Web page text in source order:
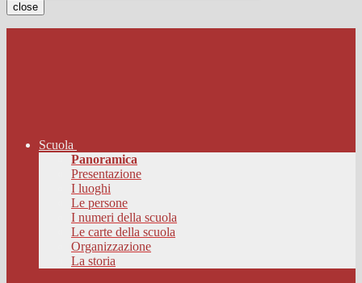
close
Scuola
Panoramica
Presentazione
I luoghi
Le persone
I numeri della scuola
Le carte della scuola
Organizzazione
La storia